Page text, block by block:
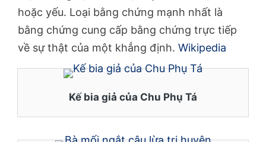
hoặc yếu. Loại bằng chứng mạnh nhất là
bằng chứng cung cấp bằng chứng trực tiếp
về sự thật của một khẳng định. Wikipedia
Kế bia giả của Chu Phụ Tá